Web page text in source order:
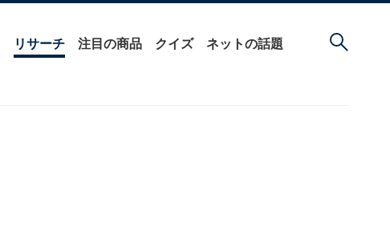
リサーチ 注目の商品 クイズ ネットの話題